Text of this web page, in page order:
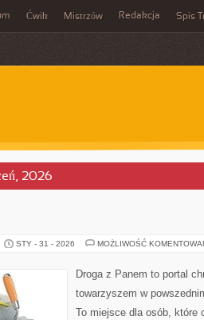
Ćwik Mistrzów Redakcja Spis
2026
STY - 31 - 2026 MOŻLIWOŚĆ
Droga z Panem to portal
towarzyszem w
To miejsce dla osób, które